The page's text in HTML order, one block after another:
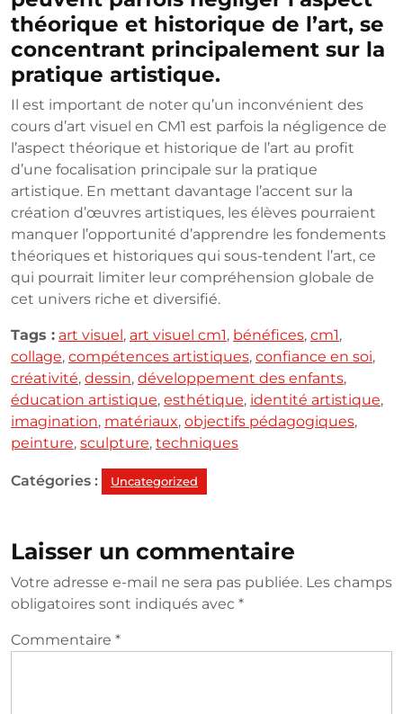
théorique et historique de l’art, se
concentrant principalement sur la
pratique artistique.
Il est important de noter qu’un inconvénient des
cours d’art visuel en CM1 est parfois la négligence de
l’aspect théorique et historique de l’art au profit
d’une focalisation principale sur la pratique
artistique. En mettant davantage l’accent sur la
création d’œuvres artistiques, les élèves pourraient
manquer l’opportunité d’apprendre les fondements
théoriques et historiques qui sous-tendent l’art, ce
qui pourrait limiter leur compréhension globale de
cet univers riche et diversifié.
Tags : art visuel, art visuel cm1, bénéfices, cm1,
collage, compétences artistiques, confiance en soi,
créativité, dessin, développement des enfants,
éducation artistique, esthétique, identité artistique,
imagination, matériaux, objectifs pédagogiques,
peinture, sculpture, techniques
Catégories : Uncategorized
Laisser un commentaire
Votre adresse e-mail ne sera pas publiée. Les champs
obligatoires sont indiqués avec *
Commentaire *